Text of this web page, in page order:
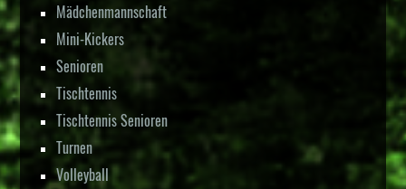
Mädchenmannschaft
Mini-Kickers
Senioren
Tischtennis
Tischtennis Senioren
Turnen
Volleyball